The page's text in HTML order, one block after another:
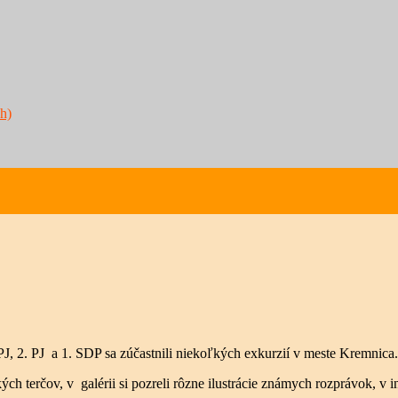
2. PJ a 1. SDP sa zúčastnili niekoľkých exkurzií v meste Kremnica.
terčov, v galérii si pozreli rôzne ilustrácie známych rozprávok,